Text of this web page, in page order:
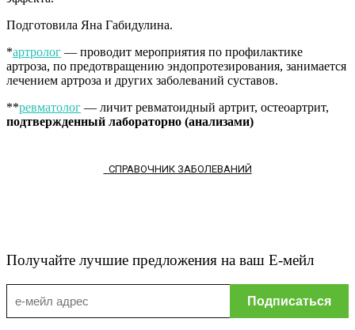
Подготовила Яна Габидулина.
*артролог — проводит мероприятия по профилактике
артроза, по предотвращению эндопротезирования, занимается
лечением артроза и других заболеваний суставов.
**ревматолог — личит ревматоидный артрит, остеоартрит,
подтвержденный лабораторно (анализами)
СПРАВОЧНИК ЗАБОЛЕВАНИЙ
Получайте лучшие предложения на ваш Е-мейл